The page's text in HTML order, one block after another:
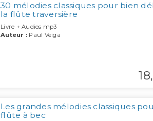
30 mélodies classiques pour bien
la flûte traversière
Livre + Audios mp3
Auteur : Paul Veiga
18,
Les grandes mélodies classiques
flûte à bec